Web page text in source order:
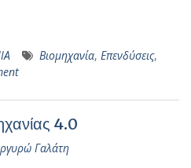
Βιομηχανία, Επενδύσεις,
4.0
Γαλάτη